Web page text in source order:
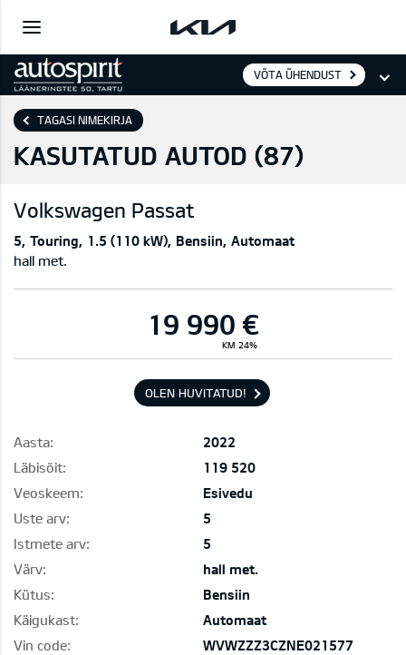
VÕTA ÜHENDUST
TAGASI NIMEKIRJA
KASUTATUD AUTOD (87)
Volkswagen Passat
5 Touring 1.5 (110 kW) Bensiin Automaat
hall met.
19 990 €
KM 24%
OLEN HUVITATUD!
Aasta:
2022
Läbisõit:
119 520
Veoskeem:
Esivedu
Uste arv:
5
Istmete arv:
5
Värv:
hall met.
Kütus:
Bensiin
Käigukast:
Automaat
Vin code:
WVWZZZ3CZNE021577